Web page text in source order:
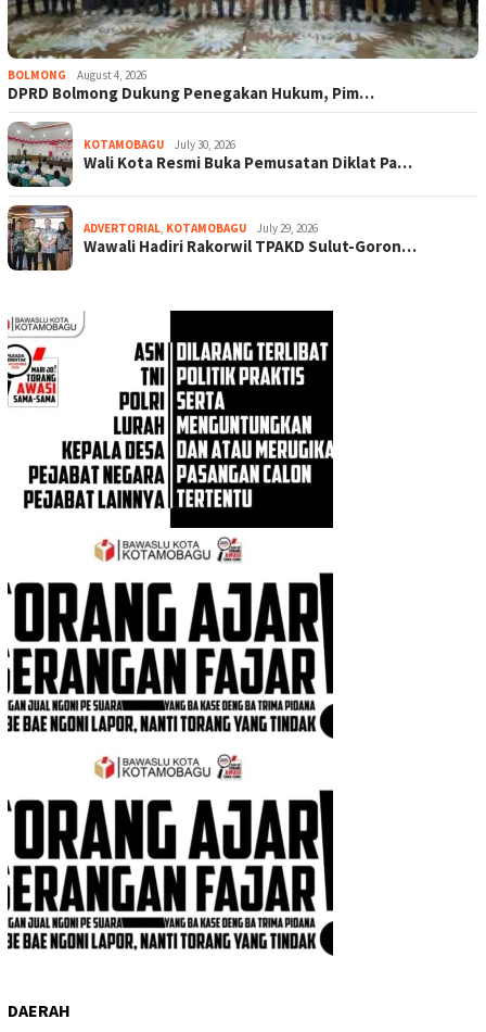
BOLMONG August 4, 2026
DPRD Bolmong Dukung Penegakan Hukum, Pim…
KOTAMOBAGU July 30, 2026
Wali Kota Resmi Buka Pemusatan Diklat Pa…
ADVERTORIAL KOTAMOBAGU July 29, 2026
Wawali Hadiri Rakorwil TPAKD Sulut-Goron…
DAERAH